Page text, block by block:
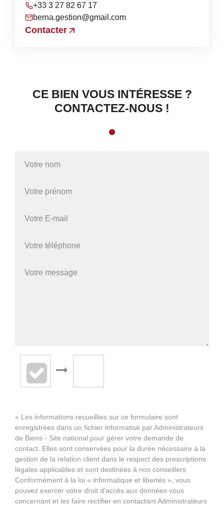
+33 3 27 82 67 17
berna.gestion@gmail.com
Contacter
CE BIEN VOUS INTÉRESSE ?
CONTACTEZ-NOUS !
« Les informations recueillies sur ce formulaire sont
enregistrées dans un fichier informatisé par Administrateurs
de Biens - Site national pour gérer votre demande de
contact. Elles sont conservées pour la durée nécessaire à la
gestion de la relation client dans le respect des prescriptions
légales applicables et sont destinées à nos conseillers
Conformément à la loi « informatique et libertés », vous
pouvez exercer votre droit d'accès aux données vous
concernant et les faire rectifier en contactant Administrateurs